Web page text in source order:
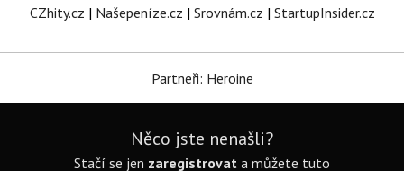
CZhity.cz | Našepeníze.cz | Srovnám.cz | StartupInsider.cz
Partneři: Heroine
Něco jste nenašli?
Stačí se jen zaregistrovat a můžete tuto